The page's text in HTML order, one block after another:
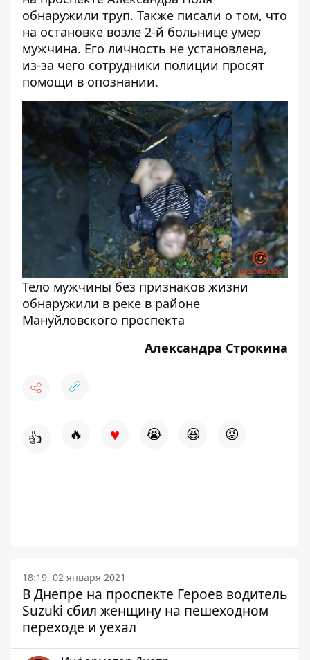
обнаружили труп. Также писали о том, что
на остановке возле 2-й больнице умер
мужчина. Его личность не установлена,
из-за чего сотрудники полиции просят
помощи в опознании.
Тело мужчины без признаков жизни
обнаружили в реке в районе
Мануйловского проспекта
Александра Строкина
👍 🔥 ♥ 😭 😆 😡
18:19, 02 января 2021
В Днепре на проспекте Героев водитель
Suzuki сбил женщину на пешеходном
переходе и уехал